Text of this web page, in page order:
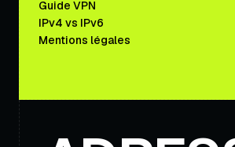
Guide VPN
IPv4 vs IPv6
Mentions légales